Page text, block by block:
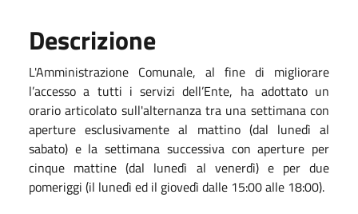
Descrizione
L'Amministrazione Comunale, al fine di migliorare
l’accesso a tutti i servizi dell’Ente, ha adottato un
orario articolato sull'alternanza tra una settimana con
aperture esclusivamente al mattino (dal lunedì al
sabato) e la settimana successiva con aperture per
cinque mattine (dal lunedì al venerdì) e per due
pomeriggi (il lunedì ed il giovedì dalle 15:00 alle 18:00).